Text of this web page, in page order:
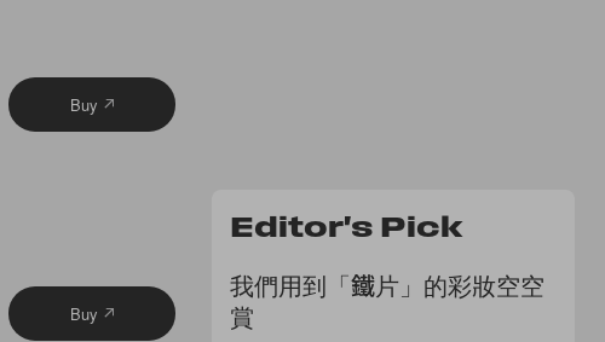
Buy
Buy
Editor's Pick
我們用到「鐵片」的彩妝空空
賞